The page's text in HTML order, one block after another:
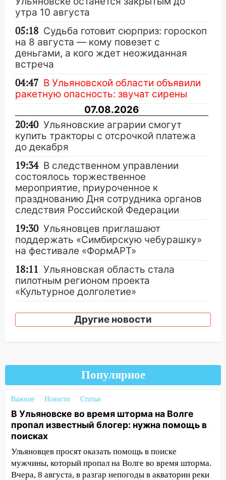
утра 10 августа
05:18 Судьба готовит сюрприз: гороскоп
на 8 августа — кому повезет с
деньгами, а кого ждет неожиданная
встреча
04:47 В Ульяновской области объявили
ракетную опасность: звучат сирены
07.08.2026
20:40 Ульяновские аграрии смогут
купить тракторы с отсрочкой платежа
до декабря
19:34 В следственном управлении
состоялось торжественное
мероприятие, приуроченное к
празднованию Дня сотрудника органов
следствия Российской Федерации
19:30 Ульяновцев приглашают
поддержать «Симбирскую чебурашку»
на фестивале «ФормАРТ»
18:11 Ульяновская область стала
пилотным регионом проекта
«Культурное долголетие»
17:23 Прогноз погоды в Ульяновской
области на 8 августа
новых аппаратов ИВЛ
В Чердаклинском районе
и проводят новое освещение
16:35
В Ульяновске установили ещё
девять бункеров для крупногабаритного
16:26 В Ульяновске бесплатно покажут
матч «Волги» под открытым небом
Другие новости
Популярное
Важное Новости Статьи
В Ульяновске во время шторма на Волге
пропал известный блогер: нужна помощь в
поисках
Ульяновцев просят оказать помощь в поиске
мужчины, который пропал на Волге во время шторма.
Вчера, 8 августа, в разгар непогоды в акватории реки